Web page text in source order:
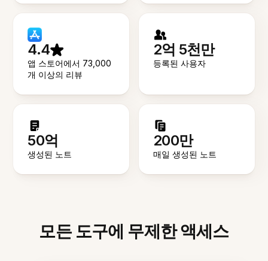
4.4
앱 스토어에서 73,000
개 이상의 리뷰
2억 5천만
등록된 사용자
50억
생성된 노트
200만
매일 생성된 노트
모든 도구에 무제한 액세스